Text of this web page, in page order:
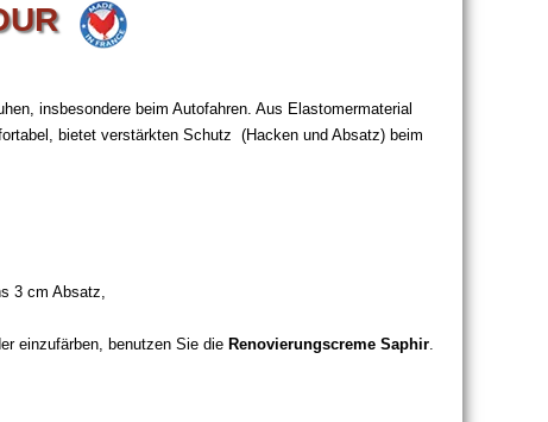
insbesondere beim Autofahren. Aus Elastomermaterial
bietet verstärkten Schutz (Hacken und Absatz) beim
3 cm Absatz,
einzufärben, benutzen Sie die Renovierungscreme Saphir.